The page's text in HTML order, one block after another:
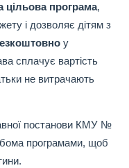
цільова програма,
і дозволяє дітям з
у
сплачує вартість
не витрачають
постанови КМУ №
програмами, щоб